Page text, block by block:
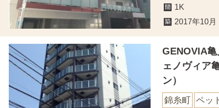
1K
2017年10月
GENOVIA
ェノヴィア
ン）
錦糸町 ペッ